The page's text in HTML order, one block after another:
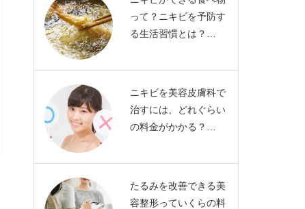
って？ニキビを予防す
る生活習慣とは？…
ニキビを美容皮膚科で
治すには、どれぐらい
の料金がかかる？…
たるみを改善できる美
容整形っていくらの料